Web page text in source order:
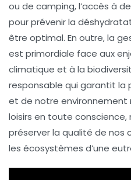
ou de camping, l’accès à
pour prévenir la
être optimal. En outre, la
est primordiale face aux
climatique et à la
responsable qui garantit la
et de notre environnement
loisirs en toute conscience,
préserver la qualité de nos
les écosystèmes d’une